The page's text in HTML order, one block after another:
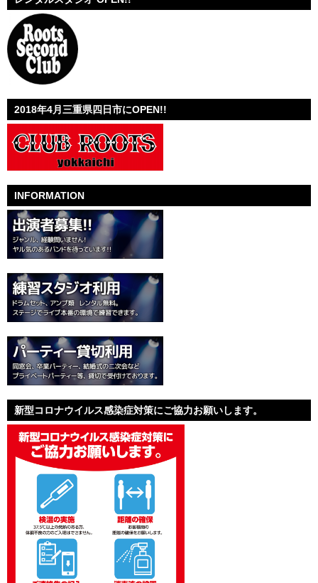
2018年4月三重県四日市にOPEN!!
INFORMATION
新型コロナウイルス感染症対策にご協力お願いします。